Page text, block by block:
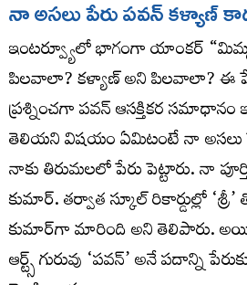
నా అసలు పేరు పవన్ కళ్యాణ్
ఇంటర్వ్యూలో భాగంగా యాంకర్
పిలవాలా? కళ్యాణ్ అని పిలవాలా? ఈ
ప్రశ్నించగా పవన్ ఆసక్తికర
తెలియని విషయం ఏమిటంటే నా అసలు
నాకు తిరుమలలో పేరు పెట్టారు. నా
కుమార్. తర్వాత స్కూల్ రికార్డుల్లో
కుమార్‌గా మారింది అని తెలిపారు.
ఆర్ట్స్ గురువు ‘పవన్’ అనే పదాన్ని